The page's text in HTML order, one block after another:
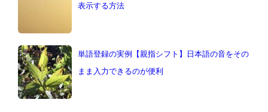
表示する方法
単語登録の実例【親指シフト】日本語の音をその
まま入力できるのが便利